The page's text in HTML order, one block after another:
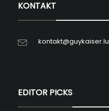
KONTAKT
kontakt@guykaiser.lu
EDITOR PICKS